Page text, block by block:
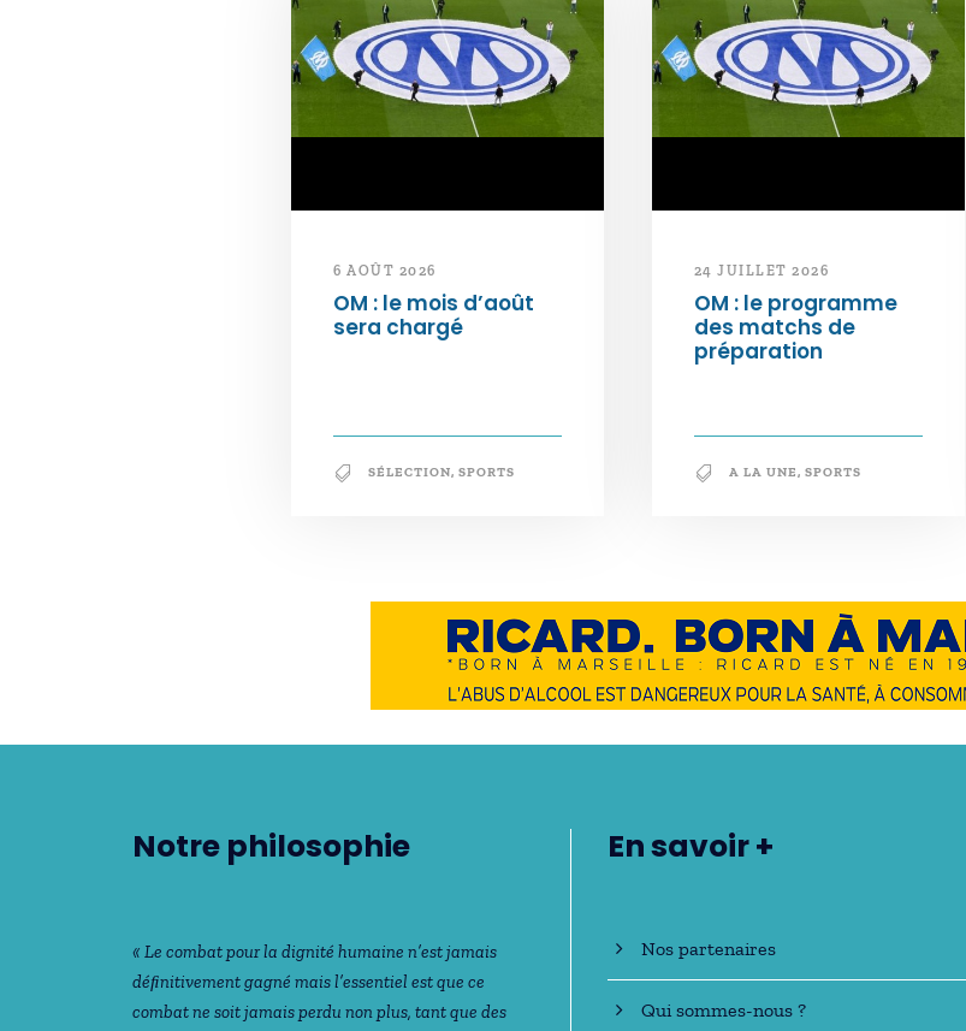
6 AOÛT 2026
OM : le mois d’août
sera chargé
SÉLECTION, SPORTS
24 JUILLET 2026
OM : le programme
des matchs de
préparation
A LA UNE, SPORTS
Notre philosophie
« Le combat pour la dignité humaine n’est jamais
déﬁnitivement gagné mais l’essentiel est que ce
combat ne soit jamais perdu non plus, tant que des
En savoir +
Nos partenaires
Qui sommes-nous ?